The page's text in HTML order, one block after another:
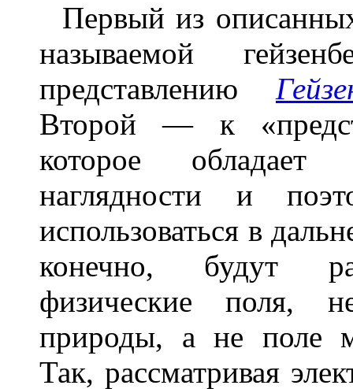
Первый из
называемой
представлению
Второй — к
которое обладает
наглядности и
использоваться в
конечно, будут
физические поля,
природы, а не поле
Так, рассматривая